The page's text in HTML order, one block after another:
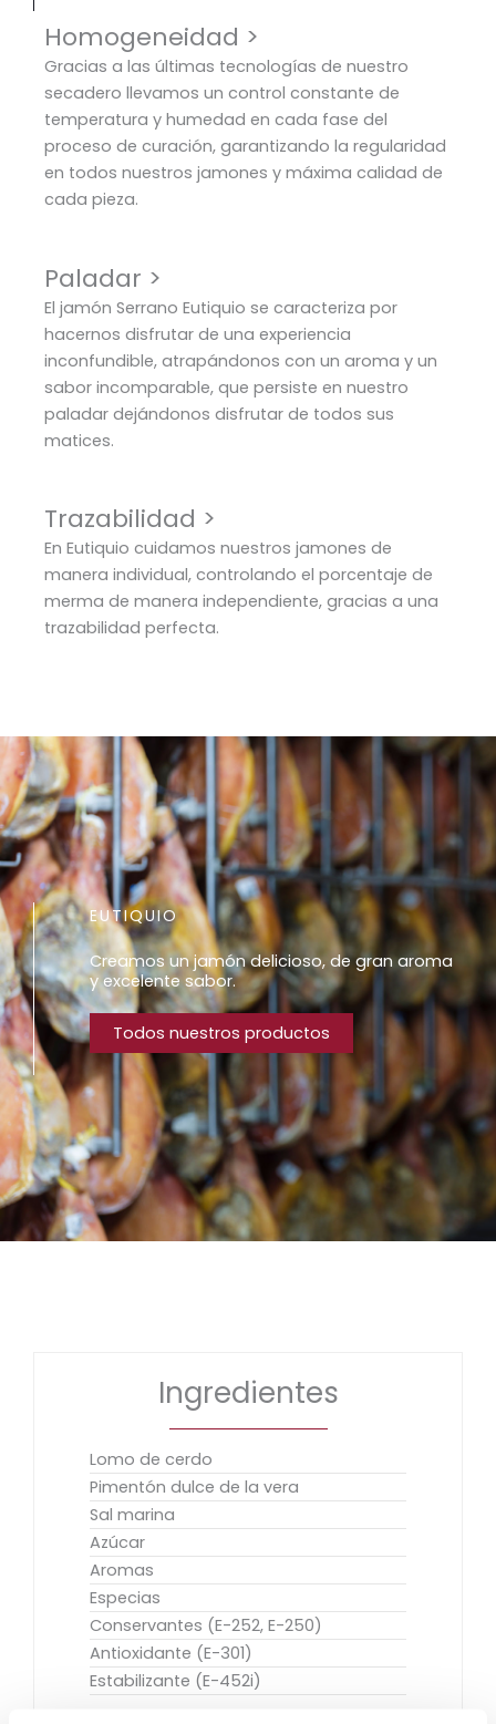
Homogeneidad >
Gracias a las últimas tecnologías de nuestro
secadero llevamos un control constante de
temperatura y humedad en cada fase del
proceso de curación, garantizando la regularidad
en todos nuestros jamones y máxima calidad de
cada pieza.
Paladar >
El jamón Serrano Eutiquio se caracteriza por
hacernos disfrutar de una experiencia
inconfundible, atrapándonos con un aroma y un
sabor incomparable, que persiste en nuestro
paladar dejándonos disfrutar de todos sus
matices.
Trazabilidad >
En Eutiquio cuidamos nuestros jamones de
manera individual, controlando el porcentaje de
merma de manera independiente, gracias a una
trazabilidad perfecta.
EUTIQUIO
Creamos un jamón delicioso, de gran aroma
y excelente sabor.
Todos nuestros productos
Ingredientes
Lomo de cerdo
Pimentón dulce de la vera
Sal marina
Azúcar
Aromas
Especias
Conservantes (E-252, E-250)
Antioxidante (E-301)
Estabilizante (E-452i)